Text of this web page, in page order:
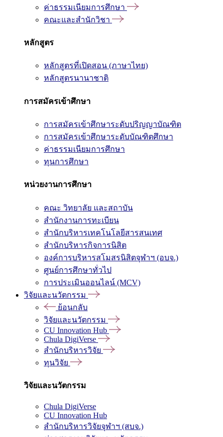
ค่าธรรมเนียมการศึกษา
คณะและสำนักวิชา
หลักสูตร
หลักสูตรที่เปิดสอน (ภาษาไทย)
หลักสูตรนานาชาติ
การสมัครเข้าศึกษา
การสมัครเข้าศึกษาระดับปริญญาบัณฑิต
การสมัครเข้าศึกษาระดับบัณฑิตศึกษา
ค่าธรรมเนียมการศึกษา
ทุนการศึกษา
หน่วยงานการศึกษา
คณะ วิทยาลัย และสถาบัน
สำนักงานการทะเบียน
สำนักบริหารเทคโนโลยีสารสนเทศ
สำนักบริหารกิจการนิสิต
องค์การบริหารสโมสรนิสิตจุฬาฯ (อบจ.)
ศูนย์การศึกษาทั่วไป
การประเมินออนไลน์ (MCV)
วิจัยและนวัตกรรม
ย้อนกลับ
วิจัยและนวัตกรรม
CU Innovation Hub
Chula DigiVerse
สำนักบริหารวิจัย
ทุนวิจัย
วิจัยและนวัตกรรม
Chula DigiVerse
CU Innovation Hub
สำนักบริหารวิจัยจุฬาฯ (สบจ.)